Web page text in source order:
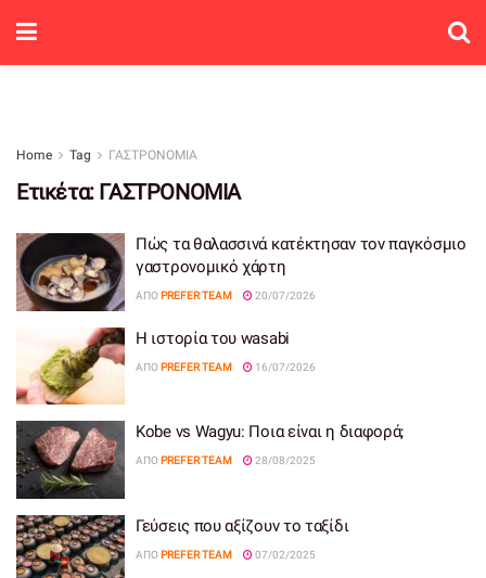
Home Tag ΓΑΣΤΡΟΝΟΜΙΑ
Ετικέτα: ΓΑΣΤΡΟΝΟΜΙΑ
Πώς τα θαλασσινά κατέκτησαν τον παγκόσμιο
γαστρονομικό χάρτη
ΑΠΌ PREFER TEAM 20/07/2026
Η ιστορία του wasabi
ΑΠΌ PREFER TEAM 16/07/2026
Kobe vs Wagyu: Ποια είναι η διαφορά;
ΑΠΌ PREFER TEAM 28/08/2025
Γεύσεις που αξίζουν το ταξίδι
ΑΠΌ PREFER TEAM 07/02/2025